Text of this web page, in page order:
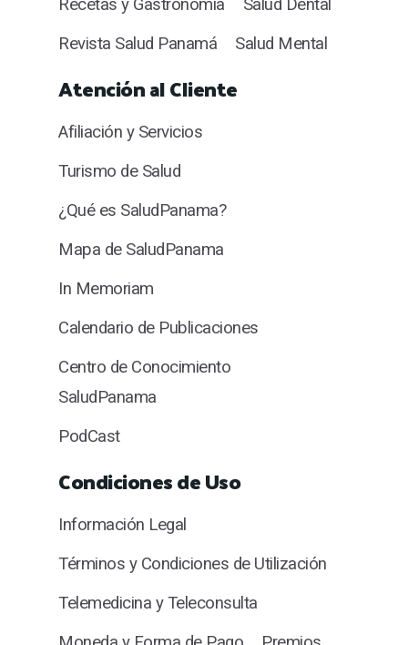
Recetas y Gastronomía
Salud Dental
Revista Salud Panamá
Salud Mental
Atención al Cliente
Afiliación y Servicios
Turismo de Salud
¿Qué es SaludPanama?
Mapa de SaludPanama
In Memoriam
Calendario de Publicaciones
Centro de Conocimiento
SaludPanama
PodCast
Condiciones de Uso
Información Legal
Términos y Condiciones de Utilización
Telemedicina y Teleconsulta